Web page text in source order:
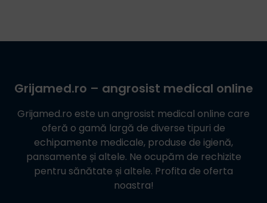
Grijamed.ro – angrosist medical online
Grijamed.ro este un angrosist medical online care
oferă o gamă largă de diverse tipuri de
echipamente medicale, produse de igienă,
pansamente și altele. Ne ocupăm de rechizite
pentru sănătate și altele. Profita de oferta
noastra!